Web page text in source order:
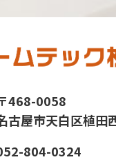
468-0058
古屋市天白区植田
804-0324